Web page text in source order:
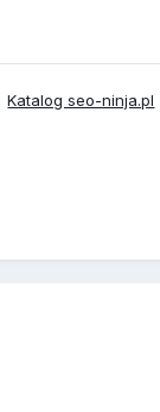
|Katalog seo-ninja.pl